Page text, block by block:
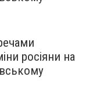
росіяни на